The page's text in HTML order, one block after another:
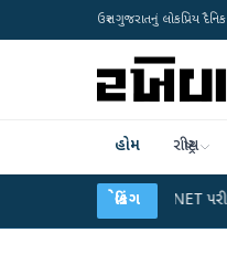
ઉત્તર ગુજરાતનું લોકપ્રિય દૈનિક
હોમ રાષ્ટ્રીય
બ્રેકિંગ
UGC-NET પરીક્ષા લીકના